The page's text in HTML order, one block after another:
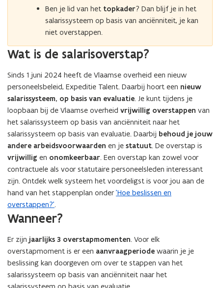
o
p
e
t
n
n
e
u
w
v
e
n
s
t
r
Ben je lid van het topkader? Dan blijf je in het
salarissysteem op basis van anciënniteit, je kan
niet overstappen.
Wat is de salarisoverstap?
Sinds 1 juni 2024 heeft de Vlaamse overheid een nieuw
personeelsbeleid, Expeditie Talent. Daarbij hoort een nieuw
salarissysteem, op basis van evaluatie. Je kunt tijdens je
loopbaan bij de Vlaamse overheid vrijwillig overstappen van
het salarissysteem op basis van anciënniteit naar het
salarissysteem op basis van evaluatie. Daarbij behoud je jouw
andere arbeidsvoorwaarden en je statuut. De overstap is
vrijwillig en onomkeerbaar. Een overstap kan zowel voor
contractuele als voor statutaire personeelsleden interessant
zijn. Ontdek welk systeem het voordeligst is voor jou aan de
hand van het stappenplan onder ’Hoe beslissen en
overstappen?’.
Wanneer?
Er zijn jaarlijks 3 overstapmomenten. Voor elk
overstapmoment is er een aanvraagperiode waarin je je
beslissing kan doorgeven om over te stappen van het
salarissysteem op basis van anciënniteit naar het